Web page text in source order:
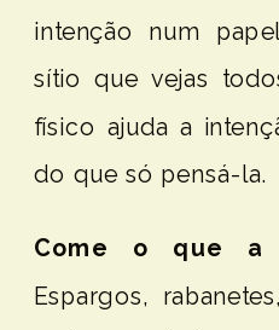
intenção num
sítio que vejas
físico ajuda a
do que só pensá-la.
Come o que a
Espargos,